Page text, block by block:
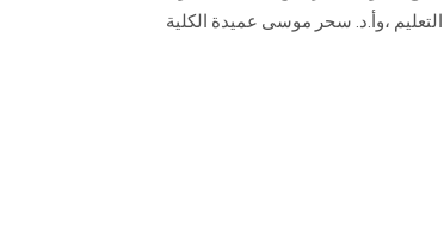
التعليم ،وأ.د. سحر موسى عميدة الكلية